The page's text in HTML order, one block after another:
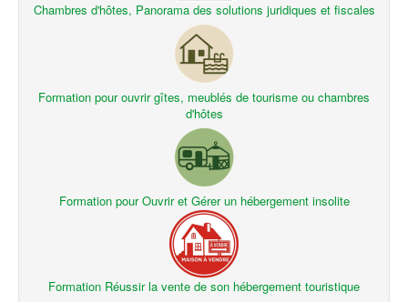
Chambres d'hôtes, Panorama des solutions juridiques et fiscales
Formation pour ouvrir gîtes, meublés de tourisme ou chambres
d'hôtes
Formation pour Ouvrir et Gérer un hébergement insolite
Formation Réussir la vente de son hébergement touristique